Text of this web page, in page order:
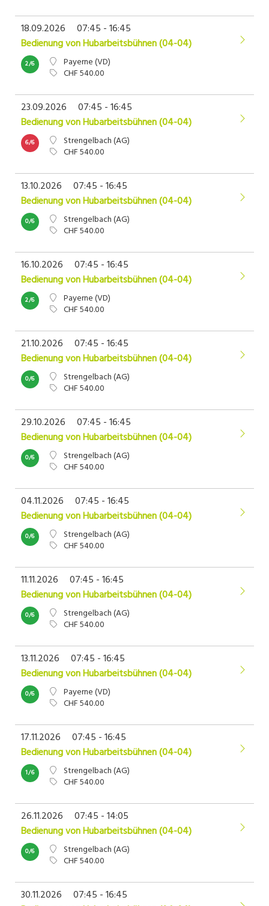
18.09.2026
07:45 - 16:45
Bedienung von Hubarbeitsbühnen (04-04)
Payerne (VD)
CHF 540.00
2/6
23.09.2026
07:45 - 16:45
Bedienung von Hubarbeitsbühnen (04-04)
Strengelbach (AG)
CHF 540.00
6/6
13.10.2026
07:45 - 16:45
Bedienung von Hubarbeitsbühnen (04-04)
Strengelbach (AG)
CHF 540.00
0/6
16.10.2026
07:45 - 16:45
Bedienung von Hubarbeitsbühnen (04-04)
Payerne (VD)
CHF 540.00
2/6
21.10.2026
07:45 - 16:45
Bedienung von Hubarbeitsbühnen (04-04)
Strengelbach (AG)
CHF 540.00
0/6
29.10.2026
07:45 - 16:45
Bedienung von Hubarbeitsbühnen (04-04)
Strengelbach (AG)
CHF 540.00
0/6
04.11.2026
07:45 - 16:45
Bedienung von Hubarbeitsbühnen (04-04)
Strengelbach (AG)
CHF 540.00
0/6
11.11.2026
07:45 - 16:45
Bedienung von Hubarbeitsbühnen (04-04)
Strengelbach (AG)
CHF 540.00
0/6
13.11.2026
07:45 - 16:45
Bedienung von Hubarbeitsbühnen (04-04)
Payerne (VD)
CHF 540.00
0/6
17.11.2026
07:45 - 16:45
Bedienung von Hubarbeitsbühnen (04-04)
Strengelbach (AG)
CHF 540.00
1/6
26.11.2026
07:45 - 14:05
Bedienung von Hubarbeitsbühnen (04-04)
Strengelbach (AG)
CHF 540.00
0/6
30.11.2026
07:45 - 16:45